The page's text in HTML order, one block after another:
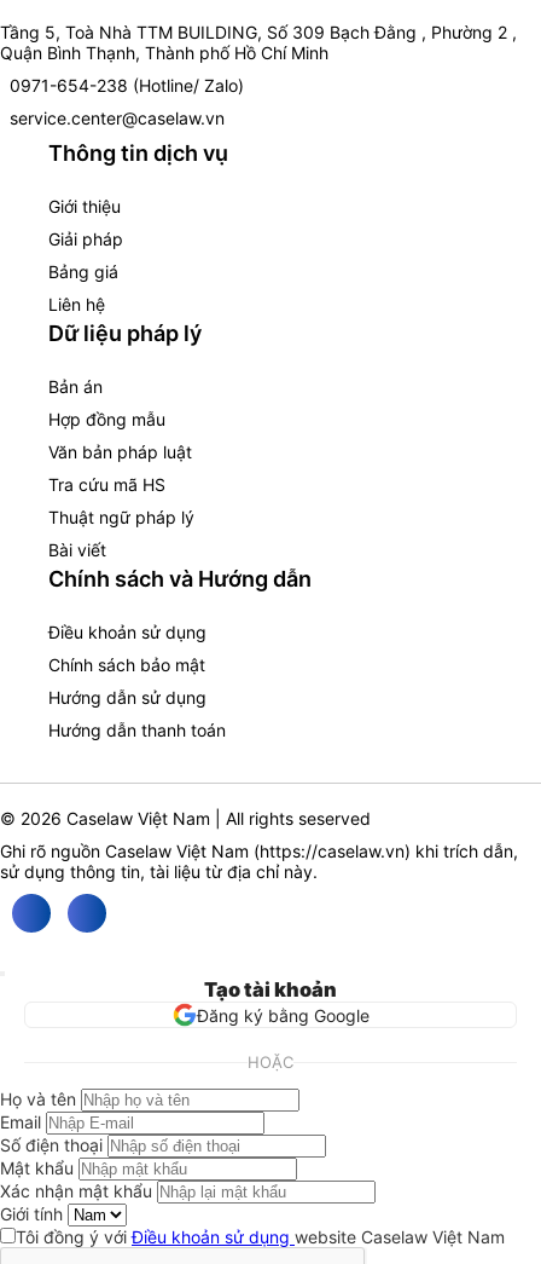
Tầng 5, Toà Nhà TTM BUILDING, Số 309 Bạch Đằng , Phường 2 ,
Quận Bình Thạnh, Thành phố Hồ Chí Minh
0971-654-238 (Hotline/ Zalo)
service.center@caselaw.vn
Thông tin dịch vụ
Giới thiệu
Giải pháp
Bảng giá
Liên hệ
Dữ liệu pháp lý
Bản án
Hợp đồng mẫu
Văn bản pháp luật
Tra cứu mã HS
Thuật ngữ pháp lý
Bài viết
Chính sách và Hướng dẫn
Điều khoản sử dụng
Chính sách bảo mật
Hướng dẫn sử dụng
Hướng dẫn thanh toán
© 2026 Caselaw Việt Nam | All rights seserved
Ghi rõ nguồn Caselaw Việt Nam (https://caselaw.vn) khi trích dẫn,
sử dụng thông tin, tài liệu từ địa chỉ này.
Tạo tài khoản
Đăng ký bằng Google
HOẶC
Họ và tên
Email
Số điện thoại
Mật khẩu
Xác nhận mật khẩu
Giới tính
Tôi đồng ý vớiĐiều khoản sử dụng website Caselaw Việt Nam